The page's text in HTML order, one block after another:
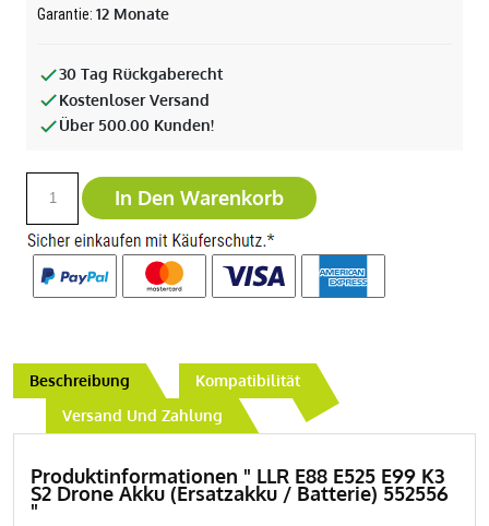
Garantie: 12 Monate
30 Tag Rückgaberecht
Kostenloser Versand
Über 500.00 Kunden!
In Den Warenkorb
Beschreibung
Kompatibilität
Versand Und Zahlung
Produktinformationen " LLR E88 E525 E99 K3
S2 Drone Akku (Ersatzakku / Batterie) 552556
"